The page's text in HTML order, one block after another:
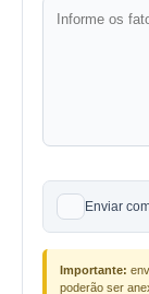
Enviar
Importante:
poderão ser